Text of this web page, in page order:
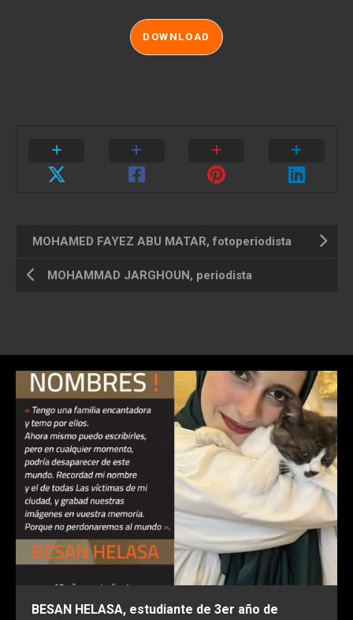
DOWNLOAD
MOHAMED FAYEZ ABU MATAR, fotoperiodista
MOHAMMAD JARGHOUN, periodista
BESAN HELASA, estudiante de 3er año de